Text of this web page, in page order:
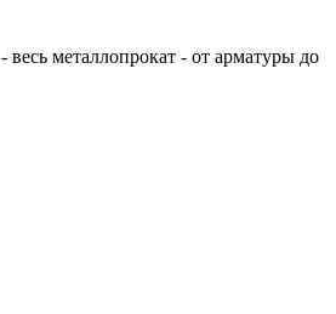
- весь металлопрокат - от арматуры до